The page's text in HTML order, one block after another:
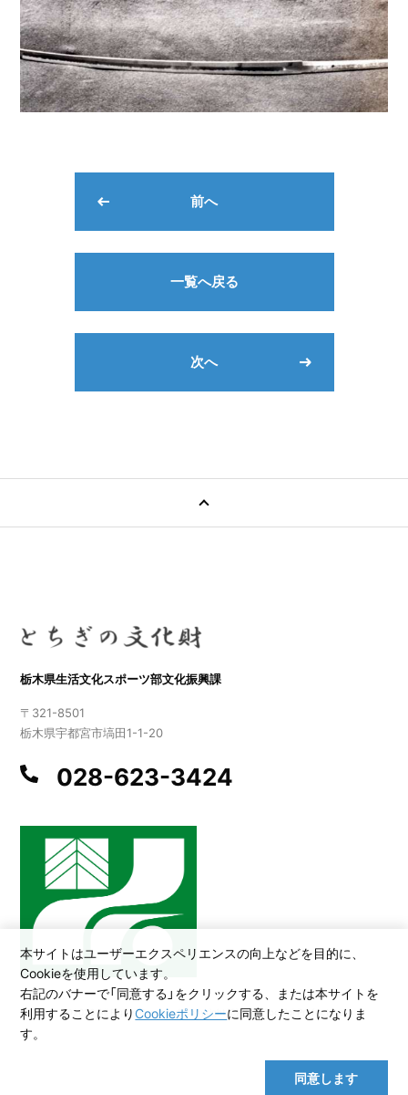
本サイトはユーザーエクスペリエンスの向上などを目的に、
Cookieを使用しています。
右記のバナーで「同意する」をクリックする、または本サイトを
利用することによりCookieポリシーに同意したことになりま
す。
同意します
前へ
一覧へ戻る
次へ
栃木県生活文化スポーツ部文化振興課
〒321-8501
栃木県宇都宮市塙田1-1-20
028-623-3424
©2026 All Rights Reserved,Copyright(C)2005.Tochigi Prefecture